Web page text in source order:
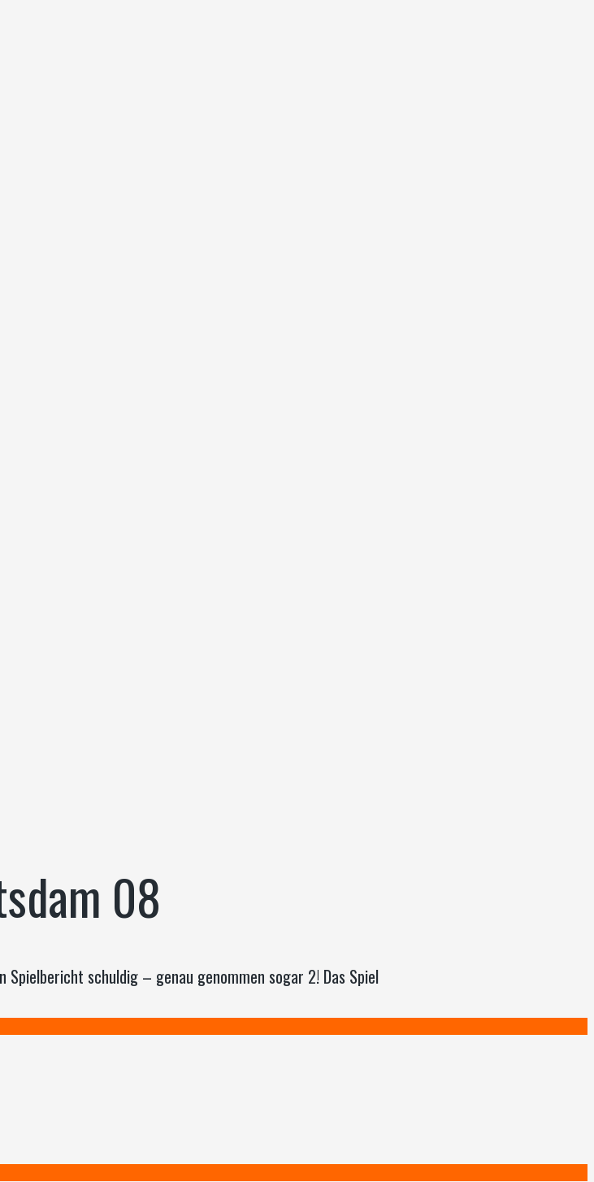
08
Spielbericht schuldig – genau genommen sogar 2! Das Spiel